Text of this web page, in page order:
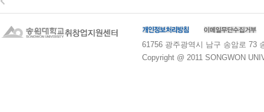
61756 광주광역시 남구 송암로 73
Copyright @ 2011 SONGWON